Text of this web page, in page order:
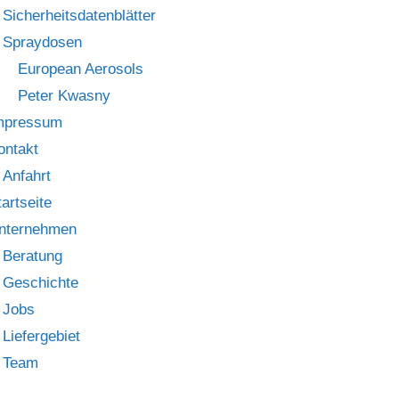
Sicherheitsdatenblätter
Spraydosen
European Aerosols
Peter Kwasny
Anfahrt
Beratung
Geschichte
Jobs
Liefergebiet
Team